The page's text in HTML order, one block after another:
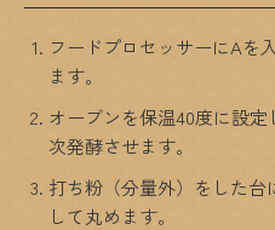
フードプロセッサーにAを
ます。
オーブンを保温40度に設
次発酵させます。
打ち粉（分量外）をした
して丸めます。